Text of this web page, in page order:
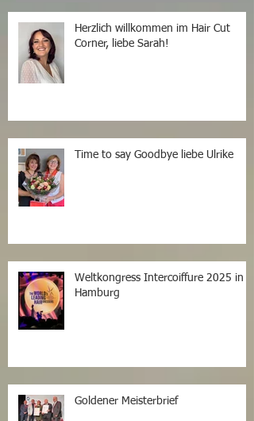
Herzlich willkommen im Hair Cut
Corner, liebe Sarah!
Time to say Goodbye liebe Ulrike
Weltkongress Intercoiffure 2025 in
Hamburg
Goldener Meisterbrief